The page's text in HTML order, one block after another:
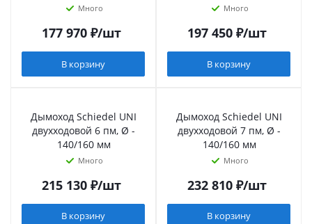
Много
177 970₽/шт
В корзину
Много
197 450₽/шт
В корзину
Дымоход Schiedel UNI
двухходовой 6 пм, Ø -
140/160 мм
Много
215 130₽/шт
В корзину
Дымоход Schiedel UNI
двухходовой 7 пм, Ø -
140/160 мм
Много
232 810₽/шт
В корзину